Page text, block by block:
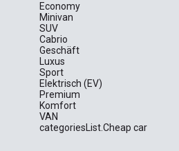
Economy
Minivan
SUV
Cabrio
Geschäft
Luxus
Sport
Elektrisch (EV)
Premium
Komfort
VAN
categoriesList.Cheap car